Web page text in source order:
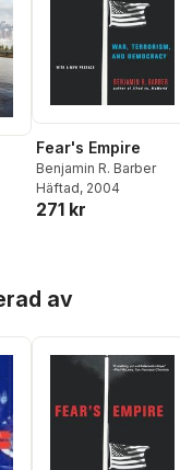
Fear's Empire
Benjamin R. Barber
Häftad, 2004
271 kr
av